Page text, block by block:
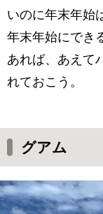
いのに年末年始
年末年始にでき
あれば、あえて
れておこう。
グアム